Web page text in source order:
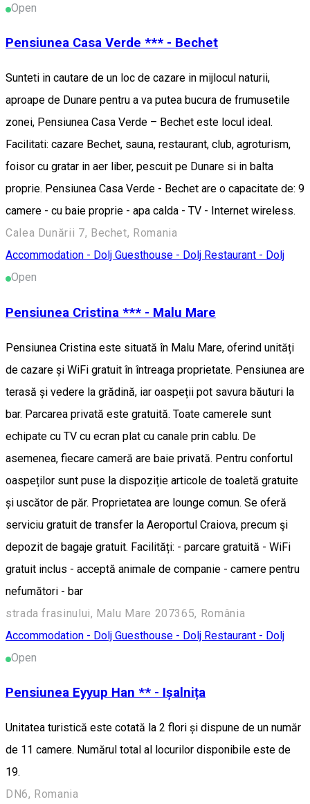
Open
Pensiunea Casa Verde *** - Bechet
Sunteti in cautare de un loc de cazare in mijlocul naturii,
aproape de Dunare pentru a va putea bucura de frumusetile
zonei, Pensiunea Casa Verde – Bechet este locul ideal.
Facilitati: cazare Bechet, sauna, restaurant, club, agroturism,
foisor cu gratar in aer liber, pescuit pe Dunare si in balta
proprie. Pensiunea Casa Verde - Bechet are o capacitate de: 9
camere - cu baie proprie - apa calda - TV - Internet wireless.
Calea Dunării 7, Bechet, Romania
Accommodation - Dolj Guesthouse - Dolj Restaurant - Dolj
Open
Pensiunea Cristina *** - Malu Mare
Pensiunea Cristina este situată în Malu Mare, oferind unități
de cazare și WiFi gratuit în întreaga proprietate. Pensiunea are
terasă și vedere la grădină, iar oaspeții pot savura băuturi la
bar. Parcarea privată este gratuită. Toate camerele sunt
echipate cu TV cu ecran plat cu canale prin cablu. De
asemenea, fiecare cameră are baie privată. Pentru confortul
oaspeților sunt puse la dispoziție articole de toaletă gratuite
și uscător de păr. Proprietatea are lounge comun. Se oferă
serviciu gratuit de transfer la Aeroportul Craiova, precum şi
depozit de bagaje gratuit. Facilități: - parcare gratuită - WiFi
gratuit inclus - acceptă animale de companie - camere pentru
nefumători - bar
strada frasinului, Malu Mare 207365, România
Accommodation - Dolj Guesthouse - Dolj Restaurant - Dolj
Open
Pensiunea Eyyup Han ** - Ișalnița
Unitatea turistică este cotată la 2 flori și dispune de un număr
de 11 camere. Numărul total al locurilor disponibile este de
19.
DN6, Romania